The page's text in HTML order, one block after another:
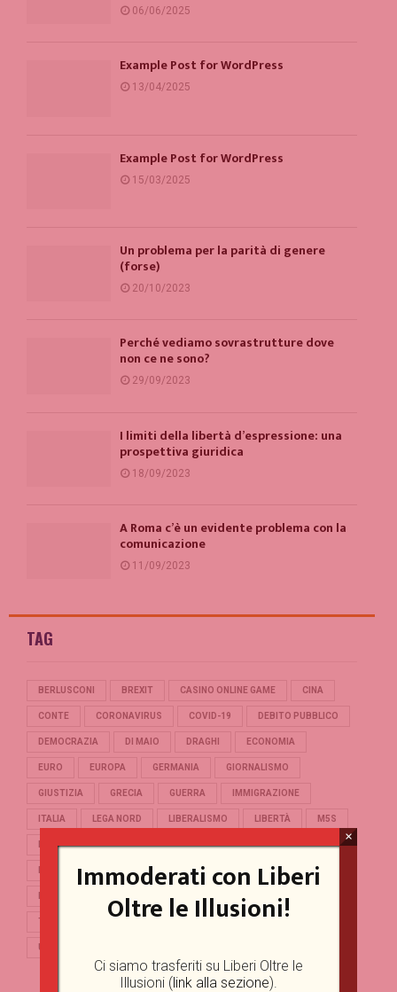
06/06/2025
Example Post for WordPress
13/04/2025
Example Post for WordPress
15/03/2025
Un problema per la parità di genere
(forse)
20/10/2023
Perché vediamo sovrastrutture dove
non ce ne sono?
29/09/2023
I limiti della libertà d’espressione: una
prospettiva giuridica
18/09/2023
A Roma c’è un evidente problema con la
comunicazione
11/09/2023
TAG
BERLUSCONI BREXIT CASINO ONLINE GAME CINA
CONTE CORONAVIRUS COVID-19 DEBITO PUBBLICO
DEMOCRAZIA DI MAIO DRAGHI ECONOMIA
EURO EUROPA GERMANIA GIORNALISMO
GIUSTIZIA GRECIA GUERRA IMMIGRAZIONE
ITALIA LEGA NORD LIBERALISMO LIBERTÀ M5S
MERKEL OCCIDENTE PD POLITICA POPULISMO
REFERENDUM RENZI REPUBBLICA
SALVINI SCUOLA STORIA TERRORISMO
TRUMP
UNIONE EUROPEA
Immoderati con Liberi
Oltre le Illusioni!
Ci siamo trasferiti su Liberi Oltre le
Illusioni (link alla sezione).
×